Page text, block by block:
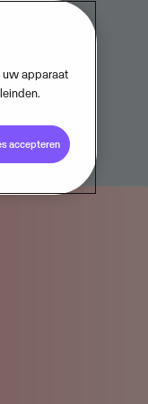
ARR
uw apparaat
accepteren